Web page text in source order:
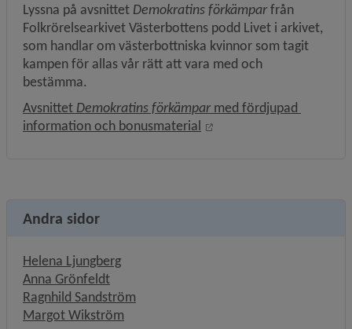
Lyssna på avsnittet Demokratins förkämpar från
Folkrörelsearkivet Västerbottens podd Livet i arkivet,
som handlar om västerbottniska kvinnor som tagit
kampen för allas vår rätt att vara med och
bestämma.
Avsnittet Demokratins förkämpar med fördjupad
information och bonusmaterial
Länk till annan
Andra sidor
Helena Ljungberg
Anna Grönfeldt
Ragnhild Sandström
Margot Wikström